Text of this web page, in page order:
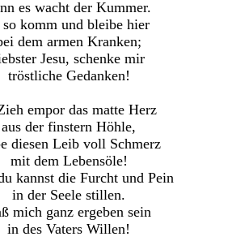
es wacht der Kummer.
so komm und bleibe hier
dem armen Kranken;
Jesu, schenke mir
tröstliche Gedanken!
empor das matte Herz
aus der finstern Höhle,
diesen Leib voll Schmerz
mit dem Lebensöle!
kannst die Furcht und Pein
in der Seele stillen.
mich ganz ergeben sein
in des Vaters Willen!